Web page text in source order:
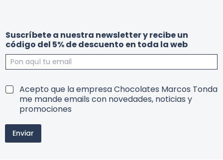
Suscríbete a nuestra newsletter y recibe un
código del 5% de descuento en toda la web
e
e
%
c
T
i
o
Acepto que la empresa Chocolates Marcos Tonda
me mande emails con novedades, noticias y
promociones
Enviar